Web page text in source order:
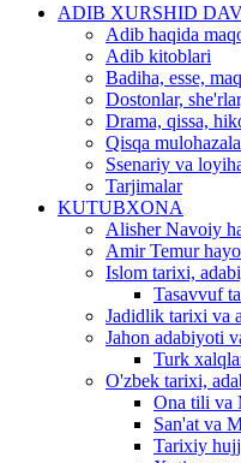
ADIB XURSHID
Adib haqida
Adib kitoblari
Badiha, esse,
Dostonlar,
Drama, qissa,
Qisqa
Ssenariy va
Tarjimalar
KUTUBXONA
Alisher Navoiy
Amir Temur
Islom tarixi,
Tasavvuf
Jadidlik tarixi va
Jahon adabiyoti
Turk
O'zbek tarixi,
Ona tili va
San'at va
Tarixiy